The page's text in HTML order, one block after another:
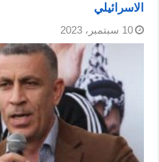
الاسرائيلي
10 سبتمبر، 2023